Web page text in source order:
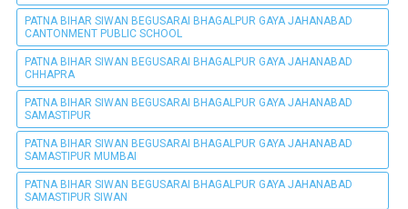
PATNA BIHAR SIWAN BEGUSARAI BHAGALPUR GAYA JAHANABAD
CANTONMENT PUBLIC SCHOOL
PATNA BIHAR SIWAN BEGUSARAI BHAGALPUR GAYA JAHANABAD
CHHAPRA
PATNA BIHAR SIWAN BEGUSARAI BHAGALPUR GAYA JAHANABAD
SAMASTIPUR
PATNA BIHAR SIWAN BEGUSARAI BHAGALPUR GAYA JAHANABAD
SAMASTIPUR MUMBAI
PATNA BIHAR SIWAN BEGUSARAI BHAGALPUR GAYA JAHANABAD
SAMASTIPUR SIWAN